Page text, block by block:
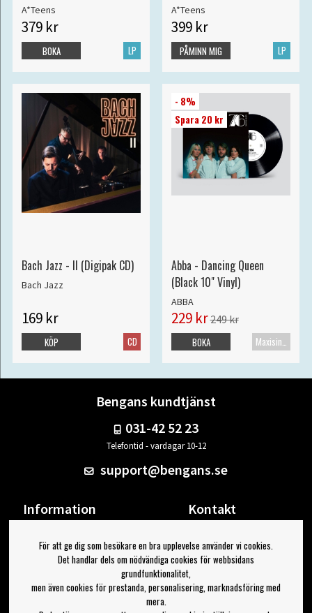
A*Teens
379 kr
LP
BOKA
A*Teens
399 kr
LP
PÅMINN MIG
Bach Jazz - II (Digipak CD)
Bach Jazz
169 kr
CD
KÖP
- 8%
Spara 20 kr
Abba - Dancing Queen
(Black 10" Vinyl)
ABBA
229 kr249 kr
Maxisingel
BOKA
Bengans kundtjänst
031-42 52 23
Telefontid - vardagar 10-12
support@bengans.se
Information
Om Bengans
FAQ / Köp- & Leveransvillkor
Kontakt
Din sida
Logga ut
Jag vill ha tips från Bengans
För att ge dig som besökare en bra upplevelse använder vi cookies.
Det handlar dels om nödvändiga cookies för webbsidans
grundfunktionalitet,
men även cookies för prestanda, personalisering, marknadsföring med
mera.